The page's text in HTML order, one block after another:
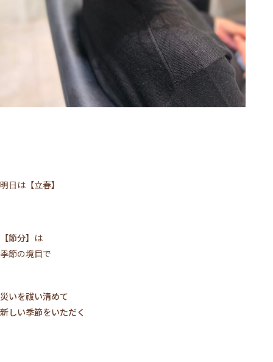
明日は 【立春】
【節分】 は
季節の境目で
災いを祓い清めて
新しい季節をいただく